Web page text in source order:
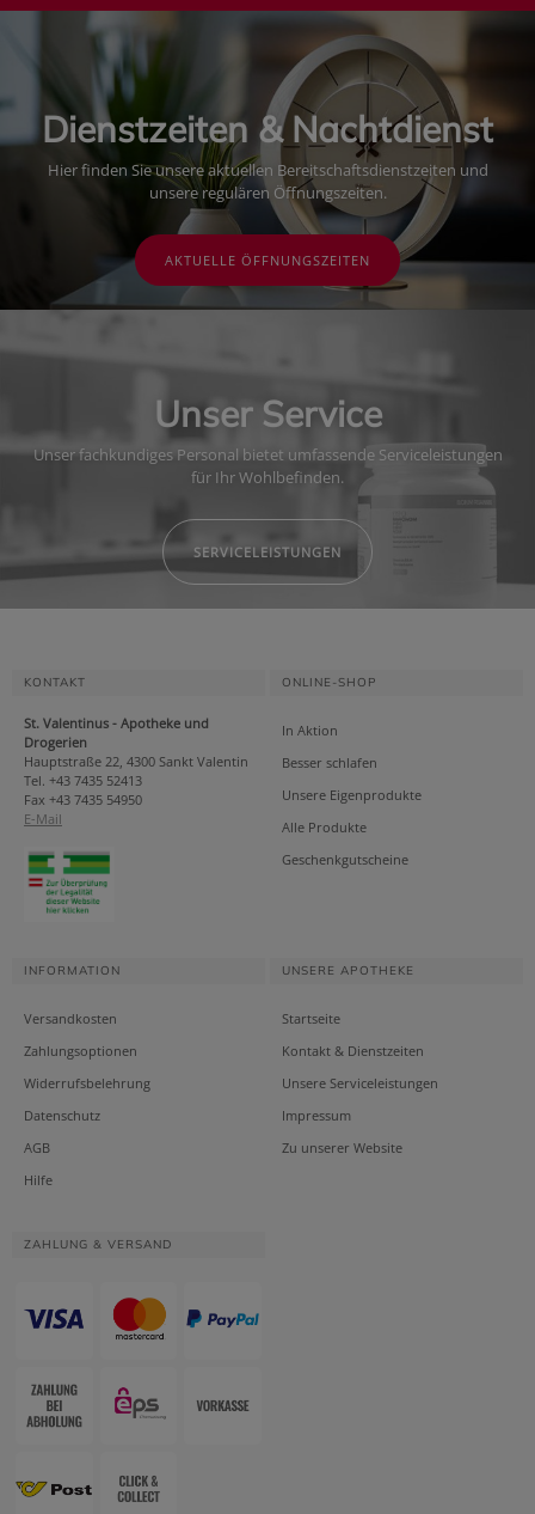
Dienstzeiten & Nachtdienst
Hier finden Sie unsere aktuellen Bereitschaftsdienstzeiten und
unsere regulären Öffnungszeiten.
AKTUELLE ÖFFNUNGSZEITEN
Unser Service
Unser fachkundiges Personal bietet umfassende Serviceleistungen
für Ihr Wohlbefinden.
SERVICELEISTUNGEN
KONTAKT
St. Valentinus - Apotheke und
Drogerien
Hauptstraße 22, 4300 Sankt Valentin
Tel. +43 7435 52413
Fax +43 7435 54950
E-Mail
ONLINE-SHOP
In Aktion
Besser schlafen
Unsere Eigenprodukte
Alle Produkte
Geschenkgutscheine
INFORMATION
Versandkosten
Zahlungsoptionen
Widerrufsbelehrung
Datenschutz
AGB
Hilfe
UNSERE APOTHEKE
Startseite
Kontakt & Dienstzeiten
Unsere Serviceleistungen
Impressum
Zu unserer Website
ZAHLUNG & VERSAND